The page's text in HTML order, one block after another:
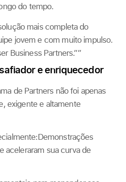
do tempo.
mais completa do
jovem e com muito impulso.
Business Partners.””
e enriquecedor
de Partners não foi apenas
exigente e altamente
aceleraram sua curva de